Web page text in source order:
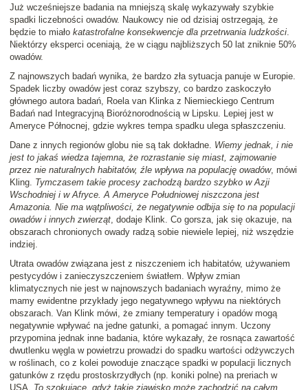
Już wcześniejsze badania na mniejszą skalę wykazywały szybkie
spadki liczebności owadów. Naukowcy nie od dzisiaj ostrzegają, że
będzie to miało katastrofalne konsekwencje dla przetrwania ludzkości.
Niektórzy eksperci oceniają, że w ciągu najbliższych 50 lat zniknie 50%
owadów.
Z najnowszych badań wynika, że bardzo zła sytuacja panuje w Europie.
Spadek liczby owadów jest coraz szybszy, co bardzo zaskoczyło
głównego autora badań, Roela van Klinka z Niemieckiego Centrum
Badań nad Integracyjną Bioróżnorodnością w Lipsku. Lepiej jest w
Ameryce Północnej, gdzie wykres tempa spadku ulega spłaszczeniu.
Dane z innych regionów globu nie są tak dokładne. Wiemy jednak, i nie
jest to jakaś wiedza tajemna, że rozrastanie się miast, zajmowanie
przez nie naturalnych habitatów, źle wpływa na populację owadów, mówi
Kling. Tymczasem takie procesy zachodzą bardzo szybko w Azji
Wschodniej i w Afryce. A Ameryce Południowej niszczona jest
Amazonia. Nie ma wątpliwości, że negatywnie odbija się to na populacji
owadów i innych zwierząt, dodaje Klink. Co gorsza, jak się okazuje, na
obszarach chronionych owady radzą sobie niewiele lepiej, niż wszędzie
indziej.
Utrata owadów związana jest z niszczeniem ich habitatów, używaniem
pestycydów i zanieczyszczeniem światłem. Wpływ zmian
klimatycznych nie jest w najnowszych badaniach wyraźny, mimo że
mamy ewidentne przykłady jego negatywnego wpływu na niektórych
obszarach. Van Klink mówi, że zmiany temperatury i opadów mogą
negatywnie wpływać na jedne gatunki, a pomagać innym. Uczony
przypomina jednak inne badania, które wykazały, że rosnąca zawartość
dwutlenku węgla w powietrzu prowadzi do spadku wartości odżywczych
w roślinach, co z kolei powoduje znaczące spadki w populacji licznych
gatunków z rzędu prostoskrzydłych (np. koniki polne) na preriach w
USA. To szokujące, gdyż takie zjawisko może zachodzić na całym